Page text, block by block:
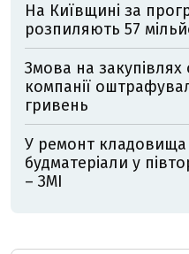
На Київщині за
розпиляють 57
Змова на
компанії
гривень
У ремонт кладовища
будматеріали у
– ЗМІ